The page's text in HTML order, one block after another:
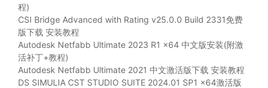
程)
CSI Bridge Advanced with Rating v25.0.0 Build 2331免费
版下载 安装教程
Autodesk Netfabb Ultimate 2023 R1 x64 中文版安装(附激
活补丁+教程)
Autodesk Netfabb Ultimate 2021 中文激活版下载 安装教程
DS SIMULIA CST STUDIO SUITE 2024.01 SP1 x64激活版